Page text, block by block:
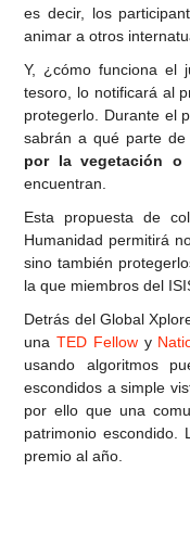
es decir, los
animar a otros
Y, ¿cómo funciona
tesoro, lo notificará al
protegerlo. Durante el
sabrán a qué parte
por la vegetación o
encuentran.
Esta propuesta de
Humanidad permitirá
sino también
la que miembros del
Detrás del Global
unaTED Fellowy
usando algoritmos
escondidos a simple
por ello que una
patrimonio
premio al año.